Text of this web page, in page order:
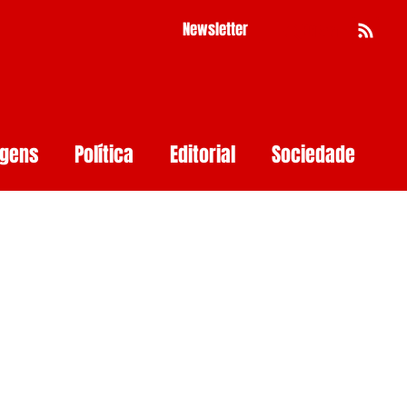
Newsletter
Política Editorial Sociedade